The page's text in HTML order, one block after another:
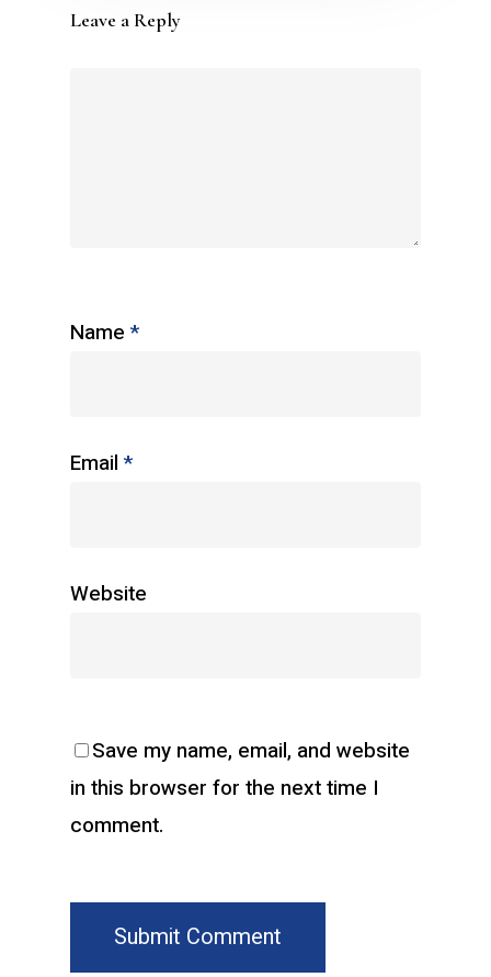
Leave a Reply
Name *
Email *
Website
Save my name, email, and website
in this browser for the next time I
comment.